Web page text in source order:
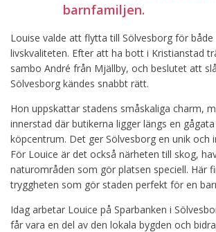
barnfamiljen.
Louise valde att flytta till Sölvesborg för både
livskvaliteten. Efter att ha bott i Kristianstad
sambo André från Mjällby, och beslutet att
Sölvesborg kändes snabbt rätt.
Hon uppskattar stadens småskaliga charm,
innerstad där butikerna ligger längs en
köpcentrum. Det ger Sölvesborg en unik och
För Louice är det också närheten till skog,
naturområden som gör platsen speciell. Här
tryggheten som gör staden perfekt för en
Idag arbetar Louice på Sparbanken i
får vara en del av den lokala bygden och